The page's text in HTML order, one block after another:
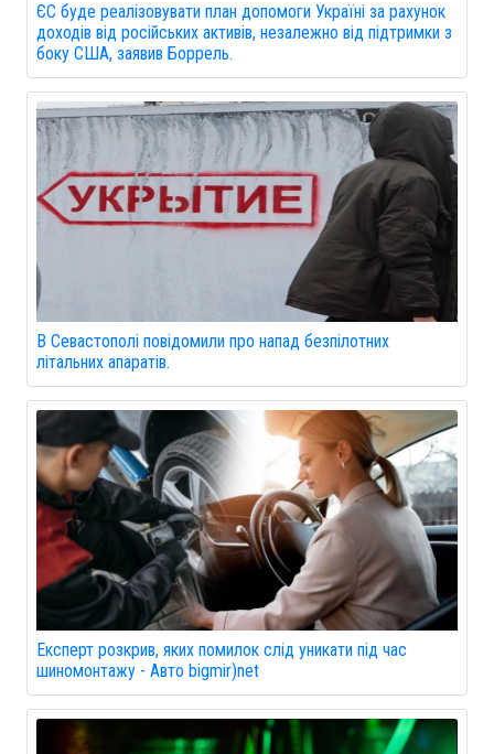
ЄС буде реалізовувати план допомоги Україні за рахунок
доходів від російських активів, незалежно від підтримки з
боку США, заявив Боррель.
В Севастополі повідомили про напад безпілотних
літальних апаратів.
Експерт розкрив, яких помилок слід уникати під час
шиномонтажу - Авто bigmir)net